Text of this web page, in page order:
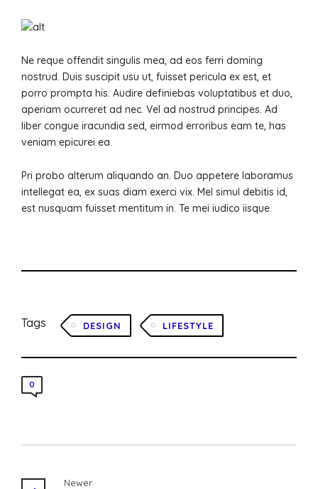
Ne reque offendit singulis mea, ad eos ferri doming
nostrud. Duis suscipit usu ut, fuisset pericula ex est, et
porro prompta his. Audire definiebas voluptatibus et duo,
aperiam ocurreret ad nec. Vel ad nostrud principes. Ad
liber congue iracundia sed, eirmod erroribus eam te, has
veniam epicurei ea.
Pri probo alterum aliquando an. Duo appetere laboramus
intellegat ea, ex suas diam exerci vix. Mel simul debitis id,
est nusquam fuisset mentitum in. Te mei iudico iisque.
Tags DESIGN LIFESTYLE
0
Newer